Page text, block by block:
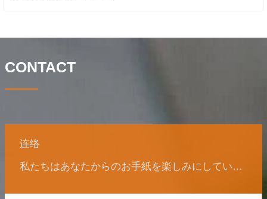
CONTACT
连络
私たちはあなたからのお手紙を楽しみにしています